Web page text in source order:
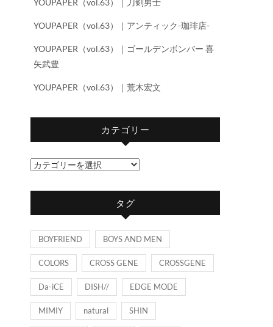
YOUPAPER（vol.63）｜刀剣男士
YOUPAPER（vol.63）｜アンティック-珈琲店-
YOUPAPER（vol.63）｜ゴールデンボンバー 喜
矢武豊
YOUPAPER（vol.63）｜荒木宏文
カテゴリー
カ
タグ
BOYFRIEND BOYS AND MEN
COLORS CROSS GENE CROSSGENE
Da-iCE DISH// EDGE MODE
MIMIY natural SHIN